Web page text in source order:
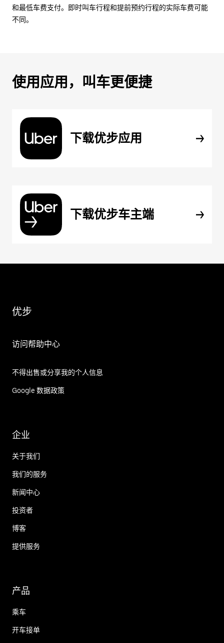
和最低车费支付。即时叫车行程和提前预约行程的实际车费可能
不同。
使用应用，叫车更便捷
下载优步应用
下载优步车主端
优步
访问帮助中心
不得出售或分享我的个人信息
Google 数据政策
企业
关于我们
我们的服务
新闻中心
投资者
博客
提供服务
产品
乘车
开车接单